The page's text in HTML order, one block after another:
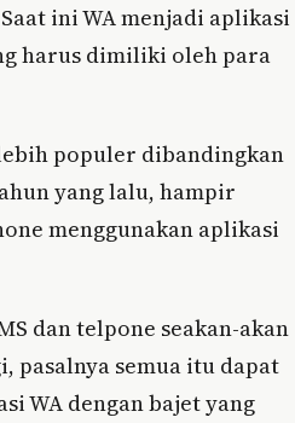
ini WA menjadi aplikasi
harus dimiliki oleh para
populer dibandingkan
yang lalu, hampir
menggunakan aplikasi
dan telpone seakan-akan
pasalnya semua itu dapat
WA dengan bajet yang